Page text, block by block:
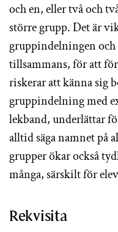
och en, eller två och
större grupp. Det är
gruppindelningen och
tillsammans, för att
riskerar att känna sig
gruppindelning med
lekband, underlättar
alltid säga namnet på
grupper ökar också
många, särskilt för
Rekvisita